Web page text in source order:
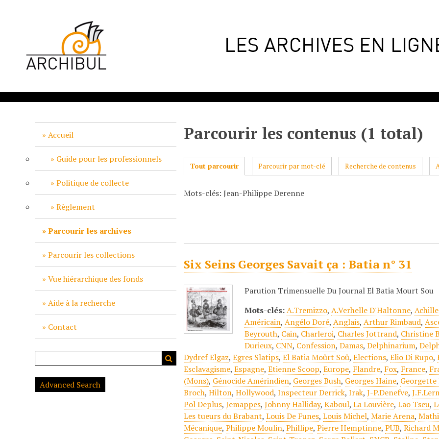
c
Accueil
Guide pour les professionnels
Politique de collecte
Règlement
Parcourir les archives
Parcourir les collections
Vue hiérarchique des fonds
Aide à la recherche
Contact
Advanced Search
Parcourir les contenus (1 total)
Tout parcourir Parcourir par mot-clé Recherche de contenus
Mots-clés: Jean-Philippe Derenne
Six Seins Georges Savait ça : Batia n° 31
Parution Trimensuelle Du Journal El Batia Mourt Sou
Mots-clés:A.Tremizzo,A.Verhelle D'Haltonne,
Américain,Angélo Doré,Anglais,Arthur Rimbaud,
Beyrouth, Cain, Charleroi, Charles Jottrand, Christine
Durieux, CNN, Confession,Damas,Delphinarium,
Dydref Elgaz,Egres Slatips,El Batia Moûrt Soû,Elections,Elio Di Rupo,
Esclavagisme,Espagne,Etienne Scoop,Europe, Flandre, Fox, France,
(Mons), Génocide Amérindien, Georges Bush, Georges Haine, Georgette
Broch,Hilton,Hollywood,Inspecteur Derrick,Irak,J-P.Denefve,
Pol Deplus,Jemappes,Johnny Halliday,Kaboul,La Louvière,Lao Tseu,
Les tueurs du Brabant,Louis De Funes,Louis Michel,Marie Arena,
Mécanique,Philippe Moulin,Phillipe,Pierre Hemptinne,PUB,Richard